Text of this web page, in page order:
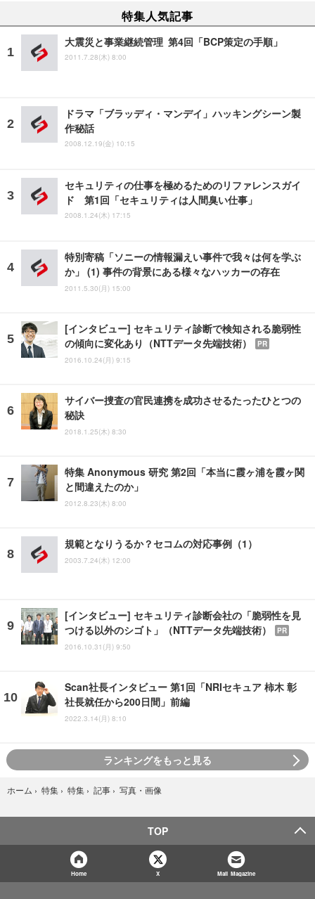
特集人気記事
大震災と事業継続管理 第4回「BCP策定の手順」
2011.7.28(木) 8:00
ドラマ「ブラッディ・マンデイ」ハッキングシーン製
作秘話
2008.12.19(金) 10:15
セキュリティの仕事を極めるためのリファレンスガイ
ド 第1回「セキュリティは人間臭い仕事」
2008.1.24(木) 17:15
特別寄稿「ソニーの情報漏えい事件で我々は何を学ぶ
か」 (1) 事件の背景にある様々なハッカーの存在
2011.5.30(月) 15:00
[インタビュー] セキュリティ診断で検知される脆弱性
の傾向に変化あり（NTTデータ先端技術）
PR
2016.10.24(月) 9:15
サイバー捜査の官民連携を成功させるたったひとつの
秘訣
2018.1.25(木) 8:30
特集 Anonymous 研究 第2回「本当に霞ヶ浦を霞ヶ関
と間違えたのか」
2012.8.23(木) 8:00
規範となりうるか？セコムの対応事例（1）
2003.7.24(木) 12:00
[インタビュー] セキュリティ診断会社の「脆弱性を見
つける以外のシゴト」（NTTデータ先端技術）
PR
2016.10.31(月) 9:50
Scan社長インタビュー 第1回「NRIセキュア 柿木 彰
社長就任から200日間」前編
2022.3.14(月) 8:10
ランキングをもっと見る
ホーム › 特集 › 特集 › 記事 › 写真・画像
TOP
Home X Mail Magazine